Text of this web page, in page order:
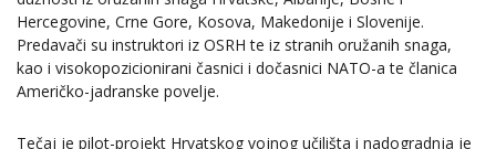
Hercegovine, Crne Gore, Kosova, Makedonije i Slovenije.
Predavači su instruktori iz OSRH te iz stranih oružanih snaga,
kao i visokopozicionirani časnici i dočasnici NATO-a te članica
Američko-jadranske povelje.
Tečaj je pilot-projekt Hrvatskog vojnog učilišta i nadogradnja je